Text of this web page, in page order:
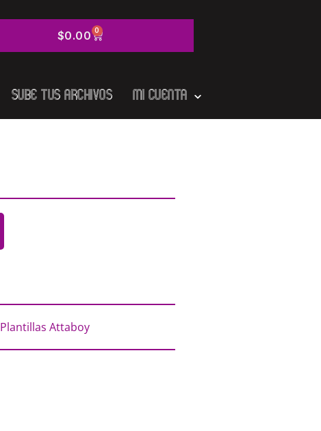
$0.00 0
Sube tus Archivos Mi cuenta
Plantillas Attaboy